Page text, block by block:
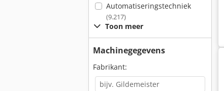
Automatiseringstechniek
(9.217)
Toon meer
Machinegegevens
Fabrikant: